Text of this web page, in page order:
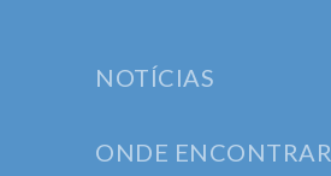
NOTÍCIAS
ONDE ENCONTRAR